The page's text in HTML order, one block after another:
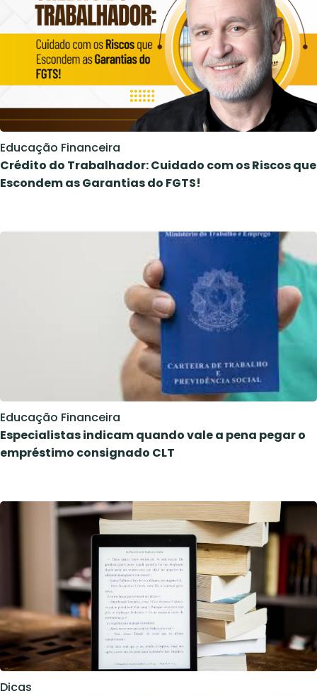
Educação Financeira
Crédito do Trabalhador: Cuidado com os Riscos que
Escondem as Garantias do FGTS!
Educação Financeira
Especialistas indicam quando vale a pena pegar o
empréstimo consignado CLT
Dicas